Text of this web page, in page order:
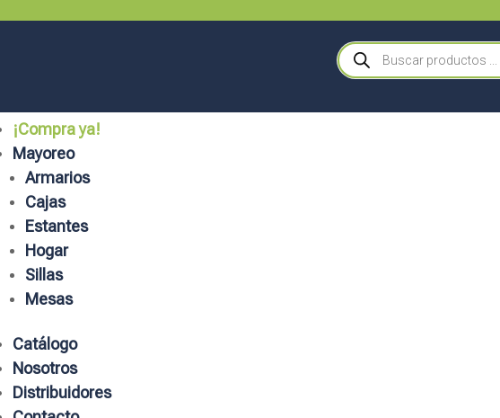
Búsqueda
de
productos
¡Compra ya!
Mayoreo
Armarios
Cajas
Estantes
Hogar
Sillas
Mesas
Catálogo
Nosotros
Distribuidores